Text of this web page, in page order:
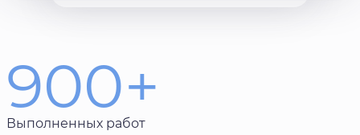
900+
Выполненных работ